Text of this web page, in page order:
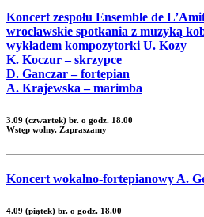
Koncert zespołu Ensemble de
wrocławskie spotkania z muzyką
wykładem kompozytorki U. Kozy
K. Koczur – skrzypce
D. Ganczar – fortepian
A. Krajewska – marimba
3.09 (czwartek) br. o godz. 18.00
Wstęp wolny. Zapraszamy
Koncert wokalno-fortepianowy A.
4.09 (piątek) br. o godz. 18.00